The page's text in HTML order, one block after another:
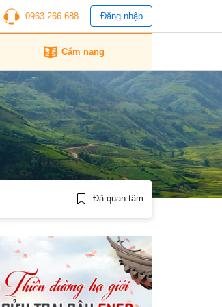
0963 266 688 Đăng nhập
Cẩm nang
Đã quan tâm